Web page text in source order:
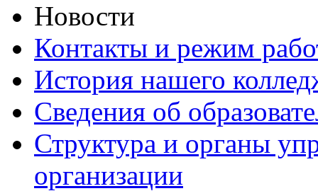
Новости
Контакты и режим
История нашего
Сведения об
Структура и органы
организации